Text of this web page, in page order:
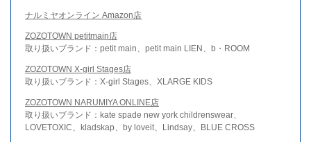
ナルミヤオンライン Amazon店
ZOZOTOWN petitmain店
取り扱いブランド：petit main、petit main LIEN、b・ROOM
ZOZOTOWN X-girl Stages店
取り扱いブランド：X-girl Stages、XLARGE KIDS
ZOZOTOWN NARUMIYA ONLINE店
取り扱いブランド：kate spade new york childrenswear、
LOVETOXIC、kladskap、by loveit、Lindsay、BLUE CROSS